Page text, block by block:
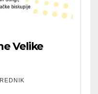
Velike